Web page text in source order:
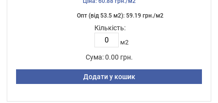
Опт (від 53.5 м2): 59.19 грн./м2
Кількість:
м2
Сума: 0.00 грн.
Додати у кошик